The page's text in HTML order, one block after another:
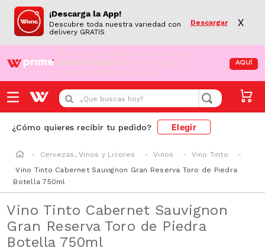
¡Descarga la App!
Descubre toda nuestra variedad con
delivery GRATIS
Descargar X
¡Aún no eres Wong Prime! Aprovecha el
DESPACHO GRATIS en tus compras de
supermercado desde S/79.90
AQUÍ
¿Que buscas hoy?
¿Cómo quieres recibir tu pedido? Elegir
Cervezas, Vinos y Licores Vinos
Vino Tinto
Vino Tinto Cabernet Sauvignon Gran Reserva Toro de Piedra
Botella 750ml
Vino Tinto Cabernet Sauvignon
Gran Reserva Toro de Piedra
Botella 750ml